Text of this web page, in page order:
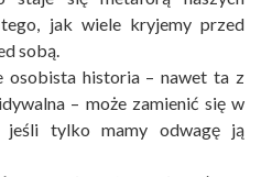
jak wiele kryjemy przed
sobą.
osobista historia – nawet ta z
– może zamienić się w
jeśli tylko mamy odwagę ją